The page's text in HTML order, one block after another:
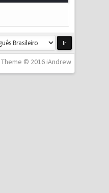
Theme © 2016 iAndrew